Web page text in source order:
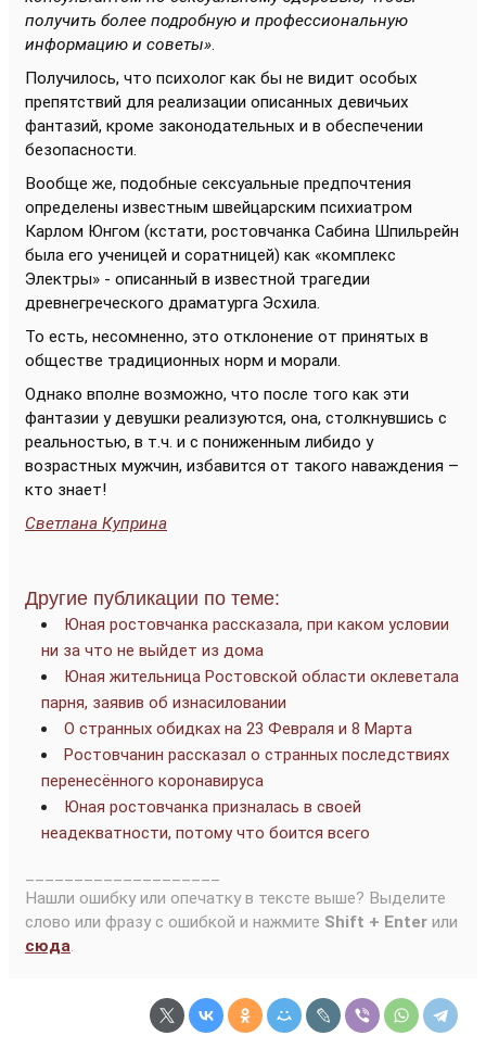
получить более подробную и профессиональную
информацию и советы».
Получилось, что психолог как бы не видит особых
препятствий для реализации описанных девичьих
фантазий, кроме законодательных и в обеспечении
безопасности.
Вообще же, подобные сексуальные предпочтения
определены известным швейцарским психиатром
Карлом Юнгом (кстати, ростовчанка Сабина Шпильрейн
была его ученицей и соратницей) как «комплекс
Электры» - описанный в известной трагедии
древнегреческого драматурга Эсхила.
То есть, несомненно, это отклонение от принятых в
обществе традиционных норм и морали.
Однако вполне возможно, что после того как эти
фантазии у девушки реализуются, она, столкнувшись с
реальностью, в т.ч. и с пониженным либидо у
возрастных мужчин, избавится от такого наваждения –
кто знает!
Светлана Куприна
Другие публикации по теме:
Юная ростовчанка рассказала, при каком условии
ни за что не выйдет из дома
Юная жительница Ростовской области оклеветала
парня, заявив об изнасиловании
О странных обидках на 23 Февраля и 8 Марта
Ростовчанин рассказал о странных последствиях
перенесённого коронавируса
Юная ростовчанка призналась в своей
неадекватности, потому что боится всего
Нашли ошибку или опечатку в тексте выше? Выделите
слово или фразу с ошибкой и нажмите Shift + Enter или
сюда.